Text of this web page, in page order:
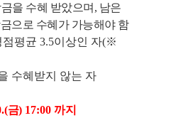
을 수혜 받았으며, 남은
으로 수혜가 가능해야 함
평균 3.5이상인 자(※
수혜받지 않는 자
금) 17:00 까지